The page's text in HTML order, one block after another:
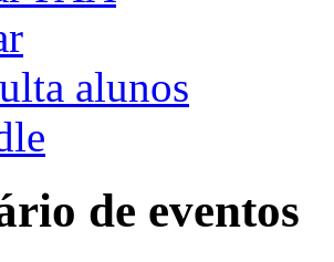
de eventos